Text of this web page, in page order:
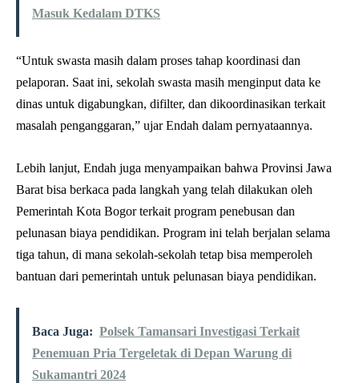
Masuk Kedalam DTKS
“Untuk swasta masih dalam proses tahap koordinasi dan
pelaporan. Saat ini, sekolah swasta masih menginput data ke
dinas untuk digabungkan, difilter, dan dikoordinasikan terkait
masalah penganggaran,” ujar Endah dalam pernyataannya.
Lebih lanjut, Endah juga menyampaikan bahwa Provinsi Jawa
Barat bisa berkaca pada langkah yang telah dilakukan oleh
Pemerintah Kota Bogor terkait program penebusan dan
pelunasan biaya pendidikan. Program ini telah berjalan selama
tiga tahun, di mana sekolah-sekolah tetap bisa memperoleh
bantuan dari pemerintah untuk pelunasan biaya pendidikan.
Baca Juga: Polsek Tamansari Investigasi Terkait
Penemuan Pria Tergeletak di Depan Warung di
Sukamantri 2024